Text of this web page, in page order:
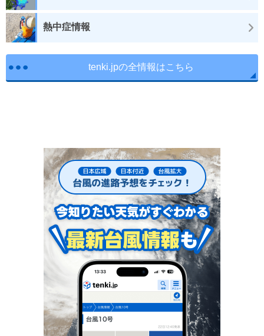
熱中症情報
tenki.jpの全情報はこちら